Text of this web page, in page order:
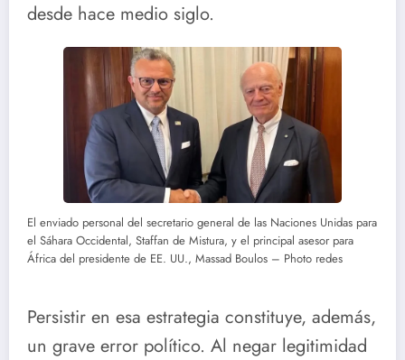
desde hace medio siglo.
El enviado personal del secretario general de las Naciones Unidas para
el Sáhara Occidental, Staffan de Mistura, y el principal asesor para
África del presidente de EE. UU., Massad Boulos – Photo redes
Persistir en esa estrategia constituye, además,
un grave error político. Al negar legitimidad